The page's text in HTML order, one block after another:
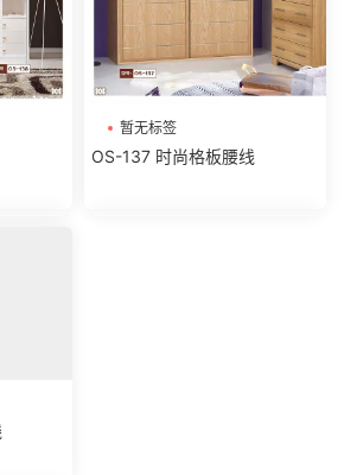
暂无标签
OS-137 时尚格板腰线